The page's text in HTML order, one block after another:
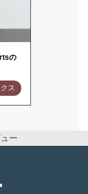
の
ス
ー